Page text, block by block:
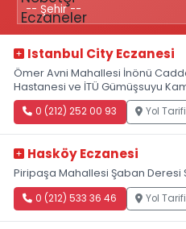
Istanbul City Eczanesi
Ömer Avni Mahallesi İnönü
Hastanesi ve İTÜ Gümüşsuyu
0 (212) 252 00 93 Yol
Hasköy Eczanesi
Piripaşa Mahallesi Şaban Deresi
0 (212) 533 36 46 Yol